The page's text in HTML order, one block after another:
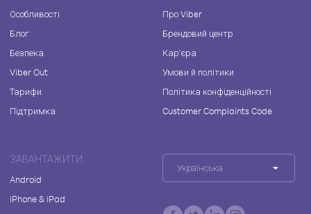
Особливості
Блог
Безпека
Viber Out
Тарифи
Підтримка
Про Viber
Брендовий центр
Кар'єра
Умови й політики
Політика конфіденційності
Customer Complaints Code
ЗАВАНТАЖИТИ
Android
iPhone & iPad
Українська